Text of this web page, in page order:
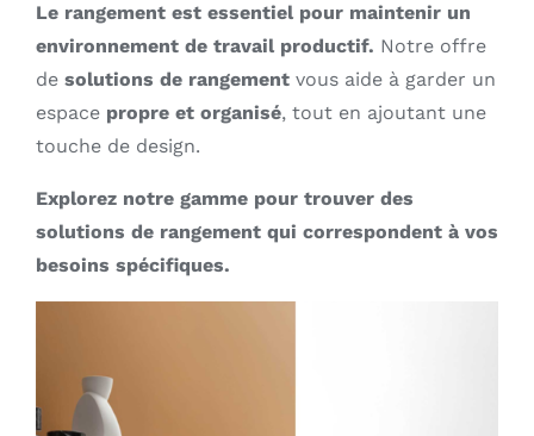
Le rangement est essentiel pour maintenir un
environnement de travail productif. Notre offre
de solutions de rangement vous aide à garder un
espace propre et organisé, tout en ajoutant une
touche de design.
Explorez notre gamme pour trouver des
solutions de rangement qui correspondent à vos
besoins spécifiques.